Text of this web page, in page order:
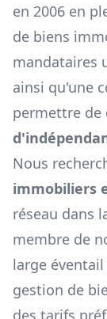
en 2006 en
de biens
mandataires
ainsi qu'une
permettre de
Nous
immobiliers
réseau dans
membre de
large
gestion de